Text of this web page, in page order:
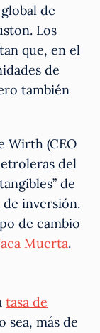
de
Los
que, en el
de
también
Wirth (CEO
del
de
inversión.
de cambio
Muerta.
tasa de
sea, más de